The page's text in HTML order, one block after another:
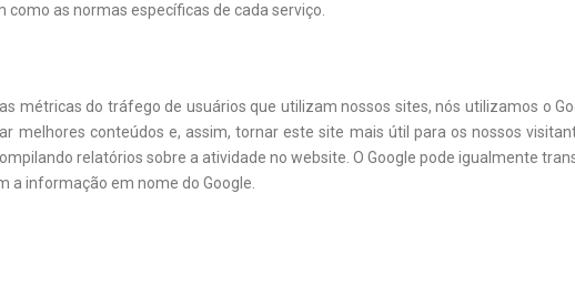
como as normas específicas de cada serviço.
métricas do tráfego de usuários que utilizam nossos sites, nós utilizamos o
melhores conteúdos e, assim, tornar este site mais útil para os nossos
relatórios sobre a atividade no website. O Google pode igualmente
a informação em nome do Google.